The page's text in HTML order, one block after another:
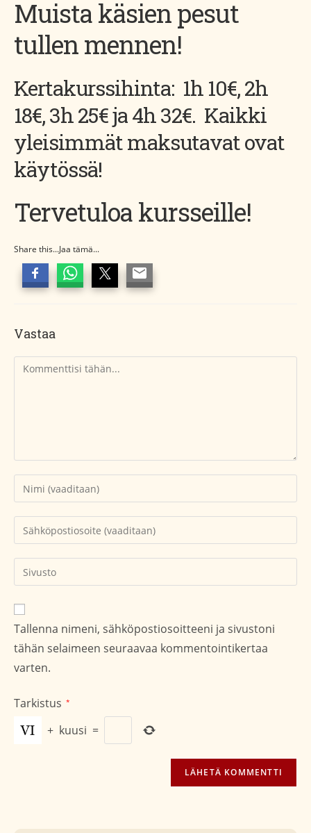
Muista käsien pesut
tullen mennen!
Kertakurssihinta: 1h 10€, 2h
18€, 3h 25€ ja 4h 32€. Kaikki
yleisimmät maksutavat ovat
käytössä!
Tervetuloa kursseille!
Share this...Jaa tämä...
Vastaa
Kommentti
Kirjoita
nimesi
tai
käyttäjätunnuksesi
Kirjoita
sähköpostiosoitteesi
kommentoidaksesi
Kirjoita
sivustosi
verkko-
osoite/URL
(valinnainen)
Tallenna nimeni, sähköpostiosoitteeni ja sivustoni
tähän selaimeen seuraavaa kommentointikertaa
varten.
Tarkistus *
+ kuusi =